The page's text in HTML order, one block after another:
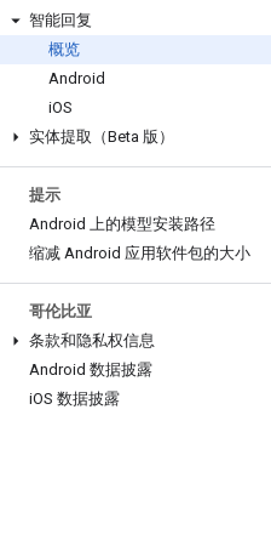
智能回复
概览
Android
iOS
实体提取（Beta 版）
提示
Android 上的模型安装路径
缩减 Android 应用软件包的大小
哥伦比亚
条款和隐私权信息
Android 数据披露
iOS 数据披露